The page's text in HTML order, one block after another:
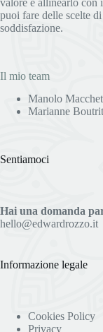
puoi fare delle scelte
soddisfazione.
Il mio team
Manolo
Marianne Boutrit
Sentiamoci
Hai una domanda
hello@edwardrozzo.it
Informazione legale
Cookies Policy
Privacy